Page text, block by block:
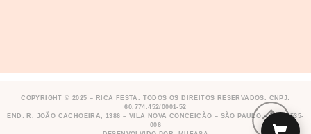
COPYRIGHT © 2025 – RICA FESTA. TODOS OS DIREITOS RESERVADOS. CNPJ:
60.774.452/0001-52
END: R. JOÃO CACHOEIRA, 1386 – VILA NOVA CONCEIÇÃO – SÃO PAULO – SP,
04535-
006